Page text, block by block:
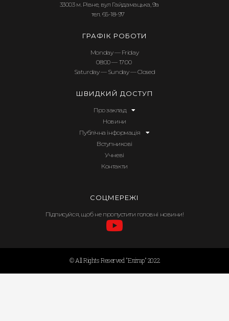
33003 м. Рівне, вул Гайдамацька, 9а
тел. 65-18-97
ГРАФІК РОБОТИ
Monday — Friday
08:00 — 17:00
Saturday — Sunday — Closed
ШВИДКИЙ ДОСТУП
Про заклад
Новини
Публічна інформація
Вступникові
Учневі
Контакти
СОЦМЕРЕЖІ
Підписуйся, щоб не пропустити головні новини!
© All Rights Reserved "Елітар" 2022